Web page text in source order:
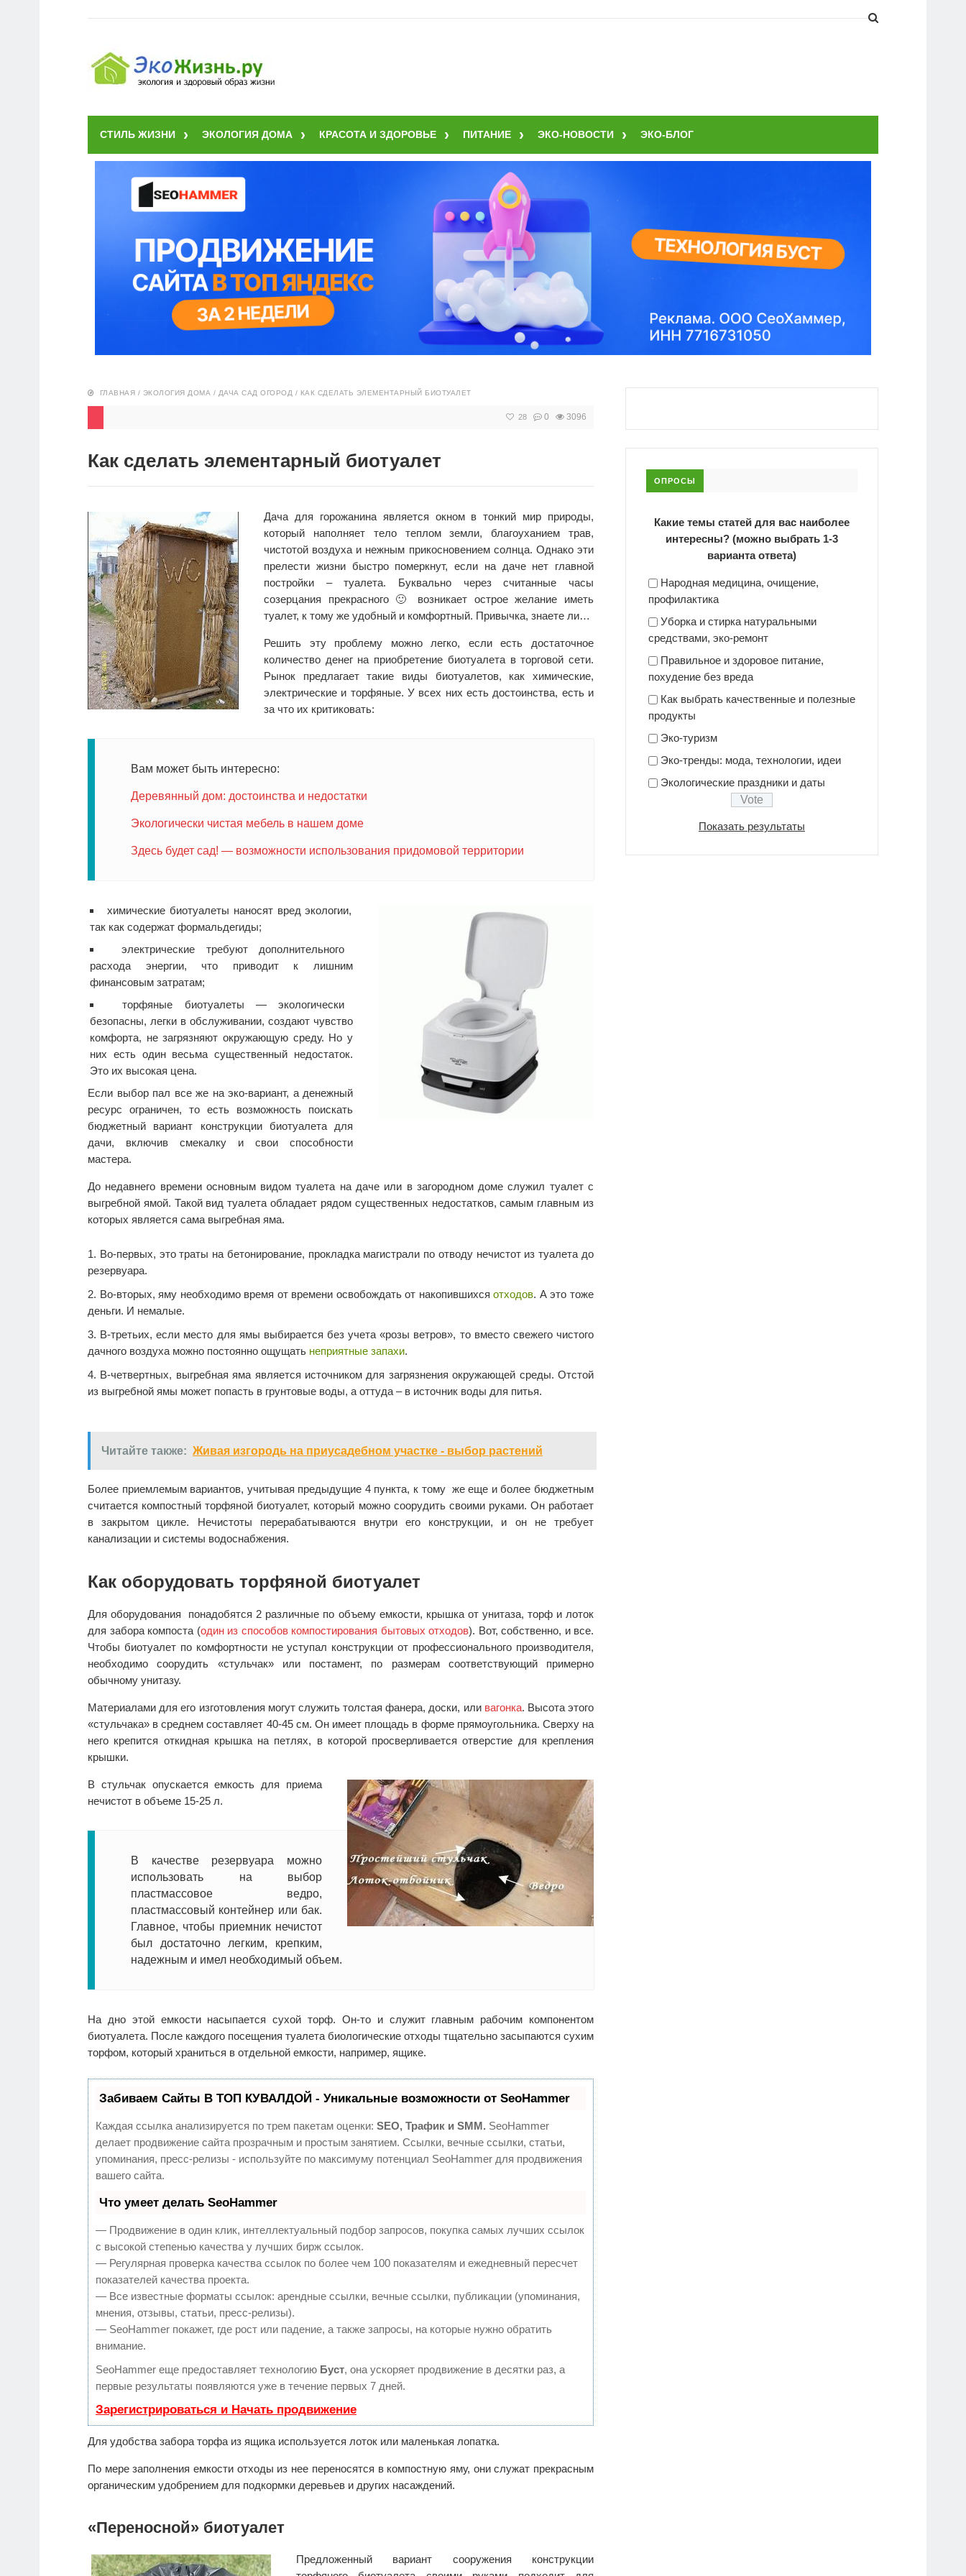
СТИЛЬ ЖИЗНИ ЭКОЛОГИЯ ДОМА КРАСОТА И ЗДОРОВЬЕ ПИТАНИЕ ЭКО-НОВОСТИ ЭКО-БЛОГ
ГЛАВНАЯ / ЭКОЛОГИЯ ДОМА / ДАЧА САД ОГОРОД / КАК СДЕЛАТЬ ЭЛЕМЕНТАРНЫЙ БИОТУАЛЕТ
28 0 3096
Как сделать элементарный биотуалет
Дача для горожанина является окном в тонкий мир природы,
который наполняет тело теплом земли, благоуханием трав,
чистотой воздуха и нежным прикосновением солнца. Однако эти
прелести жизни быстро померкнут, если на даче нет главной
постройки – туалета. Буквально через считанные часы
созерцания прекрасного 🙂 возникает острое желание иметь
туалет, к тому же удобный и комфортный. Привычка, знаете ли…
Решить эту проблему можно легко, если есть достаточное
количество денег на приобретение биотуалета в торговой сети.
Рынок предлагает такие виды биотуалетов, как химические,
электрические и торфяные. У всех них есть достоинства, есть и
за что их критиковать:
Вам может быть интересно:
Деревянный дом: достоинства и недостатки
Экологически чистая мебель в нашем доме
Здесь будет сад! — возможности использования придомовой территории
химические биотуалеты наносят вред экологии,
так как содержат формальдегиды;
электрические требуют дополнительного
расхода энергии, что приводит к лишним
финансовым затратам;
торфяные биотуалеты — экологически
безопасны, легки в обслуживании, создают чувство
комфорта, не загрязняют окружающую среду. Но у
них есть один весьма существенный недостаток.
Это их высокая цена.
Если выбор пал все же на эко-вариант, а денежный
ресурс ограничен, то есть возможность поискать
бюджетный вариант конструкции биотуалета для
дачи, включив смекалку и свои способности
мастера.
До недавнего времени основным видом туалета на даче или в загородном доме служил туалет с
выгребной ямой. Такой вид туалета обладает рядом существенных недостатков, самым главным из
которых является сама выгребная яма.
Во-первых, это траты на бетонирование, прокладка магистрали по отводу нечистот из туалета до
резервуара.
Во-вторых, яму необходимо время от времени освобождать от накопившихсяотходов. А это тоже
деньги. И немалые.
В-третьих, если место для ямы выбирается без учета «розы ветров», то вместо свежего чистого
дачного воздуха можно постоянно ощущать неприятные запахи.
В-четвертных, выгребная яма является источником для загрязнения окружающей среды. Отстой
из выгребной ямы может попасть в грунтовые воды, а оттуда – в источник воды для питья.
Читайте также: Живая изгородь на приусадебном участке - выбор растений
Более приемлемым вариантов, учитывая предыдущие 4 пункта, к тому же еще и более бюджетным
считается компостный торфяной биотуалет, который можно соорудить своими руками. Он работает
в закрытом цикле. Нечистоты перерабатываются внутри его конструкции, и он не требует
канализации и системы водоснабжения.
Как оборудовать торфяной биотуалет
Для оборудования понадобятся 2 различные по объему емкости, крышка от унитаза, торф и лоток
для забора компоста (один из способов компостирования бытовых отходов). Вот, собственно, и все.
Чтобы биотуалет по комфортности не уступал конструкции от профессионального производителя,
необходимо соорудить «стульчак» или постамент, по размерам соответствующий примерно
обычному унитазу.
Материалами для его изготовления могут служить толстая фанера, доски, или вагонка. Высота этого
«стульчака» в среднем составляет 40-45 см. Он имеет площадь в форме прямоугольника. Сверху на
него крепится откидная крышка на петлях, в которой просверливается отверстие для крепления
крышки.
В стульчак опускается емкость для приема
нечистот в объеме 15-25 л.
В качестве резервуара можно
использовать на выбор
пластмассовое ведро,
пластмассовый контейнер или бак.
Главное, чтобы приемник нечистот
был достаточно легким, крепким,
надежным и имел необходимый объем.
На дно этой емкости насыпается сухой торф. Он-то и служит главным рабочим компонентом
биотуалета. После каждого посещения туалета биологические отходы тщательно засыпаются сухим
торфом, который храниться в отдельной емкости, например, ящике.
Забиваем Сайты В ТОП КУВАЛДОЙ - Уникальные возможности от SeoHammer
Каждая ссылка анализируется по трем пакетам оценки: SEO, Трафик и SMM. SeoHammer
делает продвижение сайта прозрачным и простым занятием. Ссылки, вечные ссылки, статьи,
упоминания, пресс-релизы - используйте по максимуму потенциал SeoHammer для продвижения
вашего сайта.
Что умеет делать SeoHammer
— Продвижение в один клик, интеллектуальный подбор запросов, покупка самых лучших ссылок
с высокой степенью качества у лучших бирж ссылок.
— Регулярная проверка качества ссылок по более чем 100 показателям и ежедневный пересчет
показателей качества проекта.
— Все известные форматы ссылок: арендные ссылки, вечные ссылки, публикации (упоминания,
мнения, отзывы, статьи, пресс-релизы).
— SeoHammer покажет, где рост или падение, а также запросы, на которые нужно обратить
внимание.
SeoHammer еще предоставляет технологию Буст, она ускоряет продвижение в десятки раз, а
первые результаты появляются уже в течение первых 7 дней.
Зарегистрироваться и Начать продвижение
Для удобства забора торфа из ящика используется лоток или маленькая лопатка.
По мере заполнения емкости отходы из нее переносятся в компостную яму, они служат прекрасным
органическим удобрением для подкормки деревьев и других насаждений.
«Переносной» биотуалет
Предложенный вариант сооружения конструкции
ОПРОСЫ
Какие темы статей для вас наиболее
интересны? (можно выбрать 1-3
варианта ответа)
Народная медицина, очищение,
профилактика
Уборка и стирка натуральными
средствами, эко-ремонт
Правильное и здоровое питание,
похудение без вреда
Как выбрать качественные и полезные
продукты
Эко-туризм
Эко-тренды: мода, технологии, идеи
Экологические праздники и даты
Показать результаты